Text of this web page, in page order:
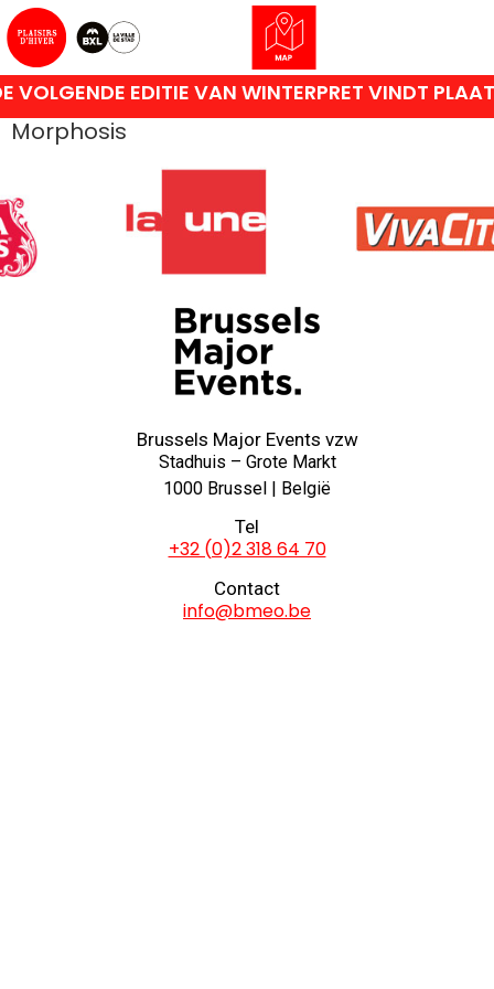
VOLGENDE EDITIE VAN WINTERPRET VINDT
Morphosis
Brussels Major Events vzw
Stadhuis – Grote Markt
1000 Brussel | België
Tel
+32 (0)2 318 64 70
Contact
info@bmeo.be